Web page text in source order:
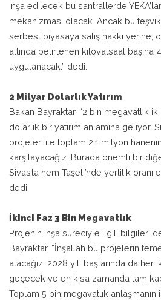
inşa edilecek bu santrallerde
mekanizması olacak. Ancak bu
serbest piyasaya satış hakkı yerine,
altında belirlenen kilovatsaat
uygulanacak.” dedi.
2 Milyar Dolarlık Yatırım
Bakan Bayraktar, “2 bin megavatlık
dolarlık bir yatırım anlamına geliyor.
projeleri ile toplam 2,1 milyon
karşılayacağız. Burada önemli bir
Sivas’ta hem Taşeli’nde yerlilik oranı
dedi.
İkinci Faz 3 Bin Megavatlık
Projenin inşa süreciyle ilgili bilgileri
Bayraktar, “İnşallah bu projelerin
atacağız. 2028 yılı başlarında da
geçecek ve en kısa zamanda tam
Toplam 5 bin megavatlık anlaşmanın